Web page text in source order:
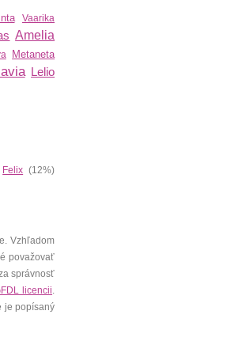
Vaarika
Amelia
Metaneta
Lelio
Felix (12%)
Vzhľadom
považovať
správnosť
licencii.
je popísaný